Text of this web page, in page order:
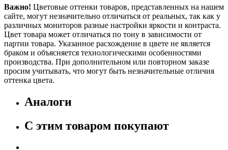
Важно! Цветовые оттенки товаров, представленных на нашем
сайте, могут незначительно отличаться от реальных, так как у
различных мониторов разные настройки яркости и контраста.
Цвет товара может отличаться по тону в зависимости от
партии товара. Указанное расхождение в цвете не является
браком и объясняется технологическими особенностями
производства. При дополнительном или повторном заказе
просим учитывать, что могут быть незначительные отличия
оттенка цвета.
Аналоги
С этим товаром покупают